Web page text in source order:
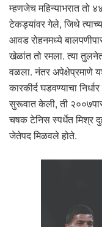
म्हणजेच महिन्याभरात तो
टेकड्यांवर गेले, जिथे
आवड रोहनमध्ये
खेळांत तो रमला. त्या
वळला. नंतर अपेक्षेप्रमाणे
कारकीर्द घडवण्याचा
सुरूवात केली, ती
चषक टेनिस स्पर्धेत मिश्र
जेतेपद मिळवले होते.